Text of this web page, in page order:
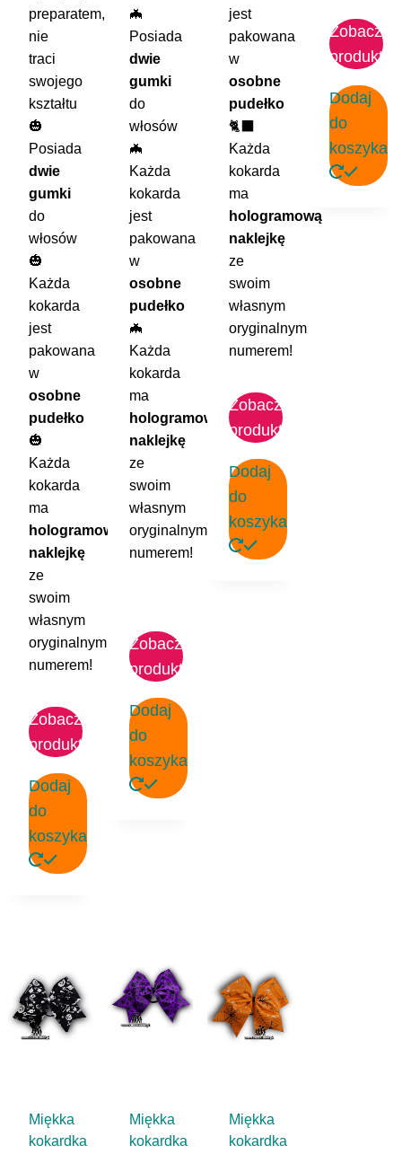
preparatem,
nie
traci
swojego
kształtu
🎃
Posiada
dwie
gumki
do
włosów
🎃
Każda
kokarda
jest
pakowana
w
osobne
pudełko
🎃
Każda
kokarda
ma
hologramową
naklejkę
ze
swoim
własnym
oryginalnym
numerem!
Zobacz
produkt
Dodaj
do
koszyka
🦇
Posiada
dwie
gumki
do
włosów
🦇
Każda
kokarda
jest
pakowana
w
osobne
pudełko
🦇
Każda
kokarda
ma
hologramową
naklejkę
ze
swoim
własnym
oryginalnym
numerem!
Zobacz
produkt
Dodaj
do
koszyka
jest
pakowana
w
osobne
pudełko
🐈‍⬛
Każda
kokarda
ma
hologramową
naklejkę
ze
swoim
własnym
oryginalnym
numerem!
Zobacz
produkt
Dodaj
do
koszyka
Zobacz
produkt
Dodaj
do
koszyka
Miękka
kokardka
Miękka
kokardka
Miękka
kokardka